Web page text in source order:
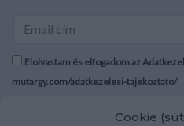
Cookie
Elolvastam és elfogadom az
mutargy.com/adatkezelesi-tajekoztato/